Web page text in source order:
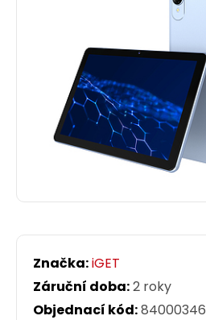
Značka:iGET
Záruční doba:2 roky
Objednací kód:84000346